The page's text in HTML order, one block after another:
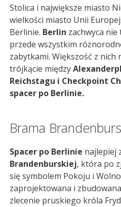
Stolica i największe miasto
wielkości miasto Unii
Berlinie. Berlin zachwyca
przede wszystkim
zabytkami. Większość z nich
trójkącie między
Reichstagu i Checkpoint
spacer po Berlinie.
Brama
Spacer po Berlinie najlepiej
Brandenburskiej, która po
się symbolem Pokoju i
zaprojektowana i
zlecenie pruskiego króla